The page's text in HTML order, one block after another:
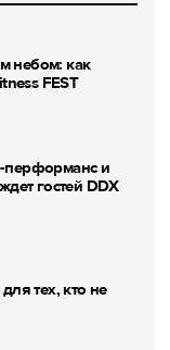
небом: как
FEST
перформанс и
гостей DDX
тех, кто не